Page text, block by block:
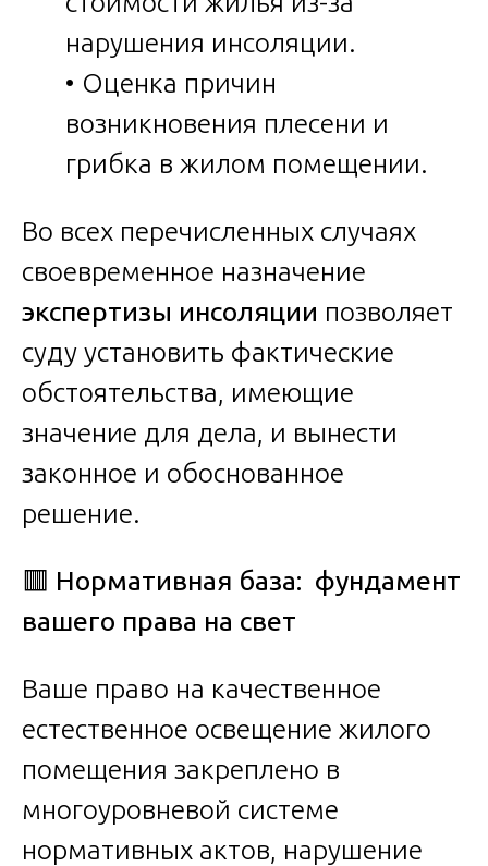
нарушения инсоляции.
• Оценка причин
возникновения плесени и
грибка в жилом помещении.
Во всех перечисленных случаях
своевременное назначение
экспертизы инсоляции позволяет
суду установить фактические
обстоятельства, имеющие
значение для дела, и вынести
законное и обоснованное
решение.
🟥 Нормативная база: фундамент
вашего права на свет
Ваше право на качественное
естественное освещение жилого
помещения закреплено в
многоуровневой системе
нормативных актов, нарушение